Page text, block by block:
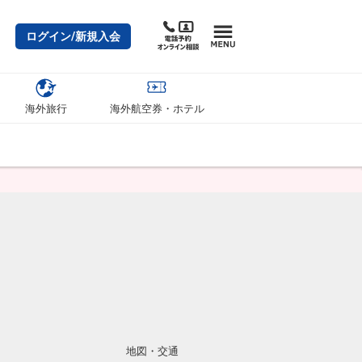
ログイン/新規入会
海外旅行 海外航空券・ホテル
地図・交通